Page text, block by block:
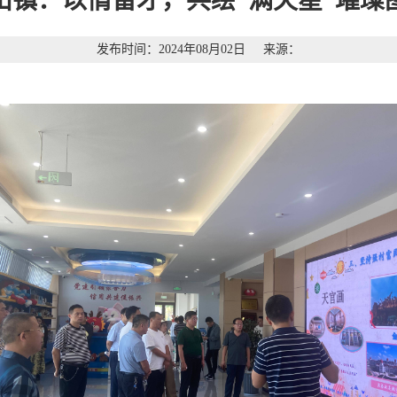
发布时间：2024年08月02日 来源：